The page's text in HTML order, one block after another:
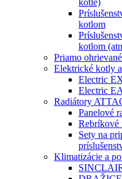
kotle)
kotlom
kotlom
Priamo
Elektrické kotly
Electric
Electric
Radiátory
Panelové
Rebríkové
Sety na
Klimatizácie a